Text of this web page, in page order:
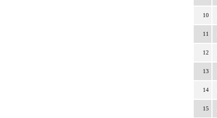
10
11
12
13
14
15